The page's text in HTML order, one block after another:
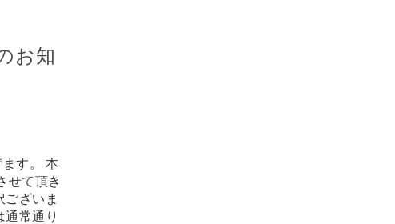
お知
す。 本
せて頂き
ざいま
常通り